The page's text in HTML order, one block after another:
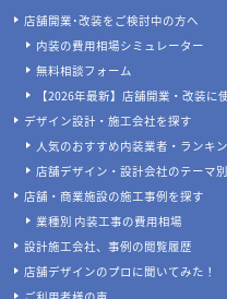
当サイトについて
店舗開業･改装をご検討中の施主様へ